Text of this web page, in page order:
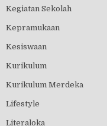
Kegiatan Sekolah
Kepramukaan
Kesiswaan
Kurikulum
Kurikulum Merdeka
Lifestyle
Literaloka